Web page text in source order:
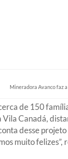
Mineradora Avanco faz
de 150
Canadá,
desse
muito